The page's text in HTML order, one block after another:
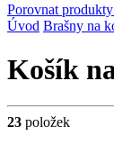
Porovnat produkty
Úvod Brašny na
Košík
23 položek